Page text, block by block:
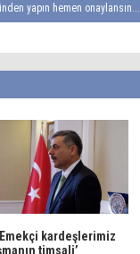
yapın hemen onaylansın...
kardeşlerimiz
timsali’